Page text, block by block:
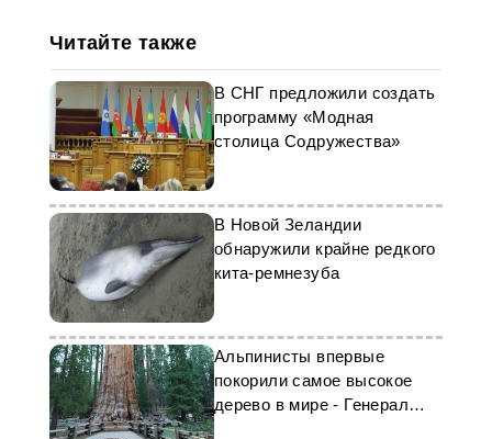
Читайте также
В СНГ предложили создать
программу «Модная
столица Содружества»
В Новой Зеландии
обнаружили крайне редкого
кита-ремнезуба
Альпинисты впервые
покорили самое высокое
дерево в мире - Генерал
Шерман